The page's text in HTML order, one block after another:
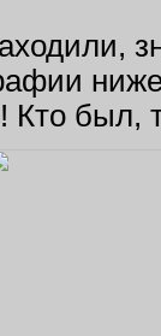
Кто был,